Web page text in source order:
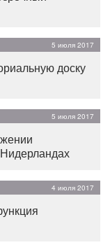
5 июля 2017
доску
5 июля 2017
4 июля 2017